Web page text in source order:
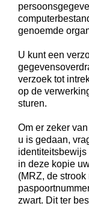
genoemde
U kunt een
verzoek tot
op de
sturen.
Om er zeker
u is gedaan,
identiteitsbewijs
in deze kopie
(MRZ, de
zwart. Dit ter